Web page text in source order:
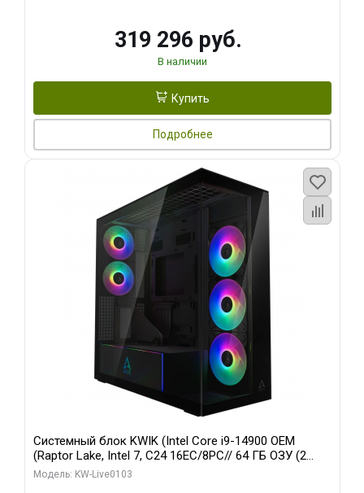
319 296 руб.
В наличии
Купить
Подробнее
Системный блок KWIK (Intel Core i9-14900 OEM
(Raptor Lake, Intel 7, C24 16EC/8PC// 64 ГБ ОЗУ (2
модуля)/ Afox RTX4090 24GB GDDR6X 384-Bit 3xDP
Модель: KW-Live0103